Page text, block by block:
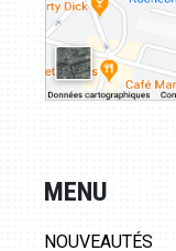
MENU
NOUVEAUTÉS